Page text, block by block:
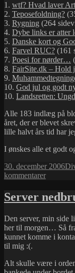
1. wtf? Hvad laver
2. Teposefoldning?
3. Rygning (264
4. Dybe links er atter
5. Danske kort og
6. Farvel RUC? (161
7. Poesi for nørder…
8. FairSite.dk – Hold
9.
10. God jul og godt
10. Landsretten:
Alle 183 indlæg på
året, der er blevet
lille halvt års tid har
I ønskes alle et godt
Udgivet
i
30. december 2006
kommentarertil
året
gik
på
Server
Den server, min side
her til morgen… Så
kunnet komme i
til mig :(.
Alt skulle være i